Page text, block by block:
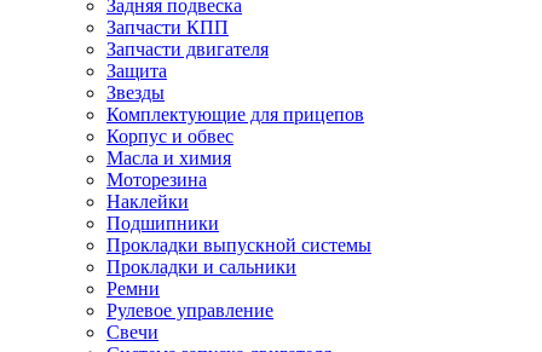
Задняя подвеска
Запчасти КПП
Запчасти двигателя
Защита
Звезды
Комплектующие для прицепов
Корпус и обвес
Масла и химия
Моторезина
Наклейки
Подшипники
Прокладки выпускной системы
Прокладки и сальники
Ремни
Рулевое управление
Свечи